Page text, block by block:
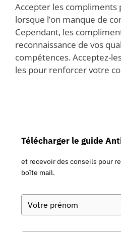
Accepter les
lorsque l’on manque de
Cependant, les
reconnaissance de vos
compétences. Acceptez-
les pour renforcer votre
Télécharger le guide
et recevoir des conseils pour
boîte mail.